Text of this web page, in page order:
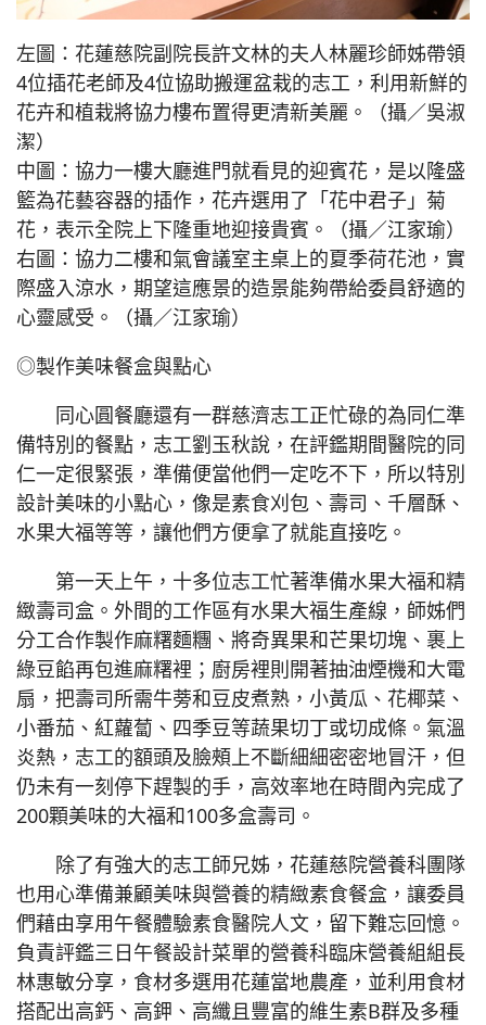
左圖：花蓮慈院副院長許文林的夫人林麗珍師姊帶領
4位插花老師及4位協助搬運盆栽的志工，利用新鮮的
花卉和植栽將協力樓布置得更清新美麗。（攝／吳淑
潔）
中圖：協力一樓大廳進門就看見的迎賓花，是以隆盛
籃為花藝容器的插作，花卉選用了「花中君子」菊
花，表示全院上下隆重地迎接貴賓。（攝／江家瑜）
右圖：協力二樓和氣會議室主桌上的夏季荷花池，實
際盛入涼水，期望這應景的造景能夠帶給委員舒適的
心靈感受。（攝／江家瑜）
◎製作美味餐盒與點心
同心圓餐廳還有一群慈濟志工正忙碌的為同仁準
備特別的餐點，志工劉玉秋說，在評鑑期間醫院的同
仁一定很緊張，準備便當他們一定吃不下，所以特別
設計美味的小點心，像是素食刈包、壽司、千層酥、
水果大福等等，讓他們方便拿了就能直接吃。
第一天上午，十多位志工忙著準備水果大福和精
緻壽司盒。外間的工作區有水果大福生產線，師姊們
分工合作製作麻糬麵糰、將奇異果和芒果切塊、裹上
綠豆餡再包進麻糬裡；廚房裡則開著抽油煙機和大電
扇，把壽司所需牛蒡和豆皮煮熟，小黃瓜、花椰菜、
小番茄、紅蘿蔔、四季豆等蔬果切丁或切成條。氣溫
炎熱，志工的額頭及臉頰上不斷細細密密地冒汗，但
仍未有一刻停下趕製的手，高效率地在時間內完成了
200顆美味的大福和100多盒壽司。
除了有強大的志工師兄姊，花蓮慈院營養科團隊
也用心準備兼顧美味與營養的精緻素食餐盒，讓委員
們藉由享用午餐體驗素食醫院人文，留下難忘回憶。
負責評鑑三日午餐設計菜單的營養科臨床營養組組長
林惠敏分享，食材多選用花蓮當地農產，並利用食材
搭配出高鈣、高鉀、高纖且豐富的維生素B群及多種